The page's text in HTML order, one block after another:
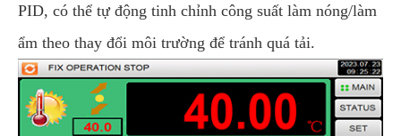
PID, có thể tự động tinh chỉnh công suất làm nóng/làm
ẩm theo thay đổi môi trường để tránh quá tải.